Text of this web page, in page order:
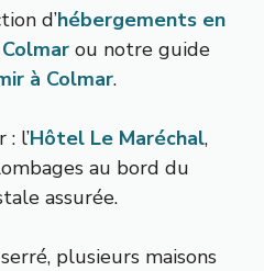
d’hébergements en
ou notre guide
à Colmar.
l’Hôtel Le Maréchal,
au bord du
assurée.
plusieurs maisons